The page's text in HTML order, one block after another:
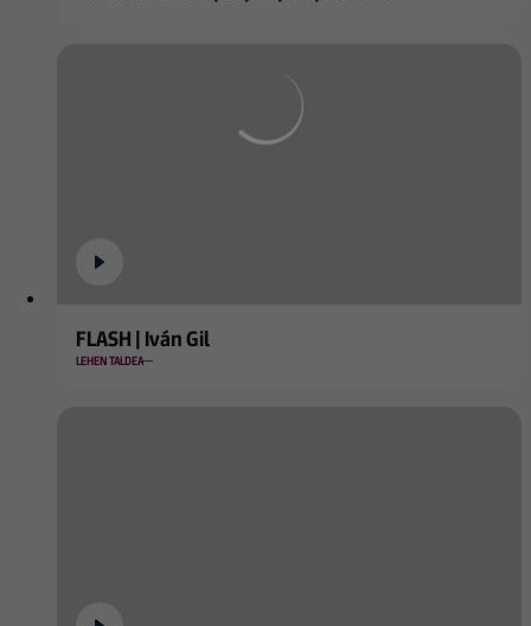
FLASH | Iván Gil
LEHEN TALDEA